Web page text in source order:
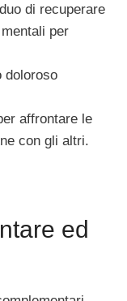
di recuperare
per
doloroso
affrontare le
con gli altri.
ed